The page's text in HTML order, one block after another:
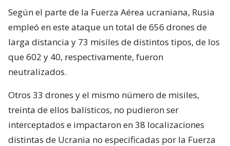
Según el parte de la Fuerza Aérea ucraniana, Rusia
empleó en este ataque un total de 656 drones de
larga distancia y 73 misiles de distintos tipos, de los
que 602 y 40, respectivamente, fueron
neutralizados.
Otros 33 drones y el mismo número de misiles,
treinta de ellos balísticos, no pudieron ser
interceptados e impactaron en 38 localizaciones
distintas de Ucrania no especificadas por la Fuerza